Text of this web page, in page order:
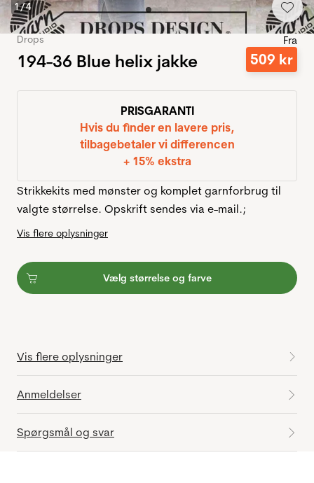
1/4
Drops
194-36 Blue helix jakke
Fra
509 kr
PRISGARANTI
Hvis du finder en lavere pris,
tilbagebetaler vi differencen
+ 15% ekstra
Strikkekits med mønster og komplet garnforbrug til
valgte størrelse. Opskrift sendes via e-mail.;
Vis flere oplysninger
Vælg størrelse og farve
Vis flere oplysninger
Anmeldelser
Spørgsmål og svar